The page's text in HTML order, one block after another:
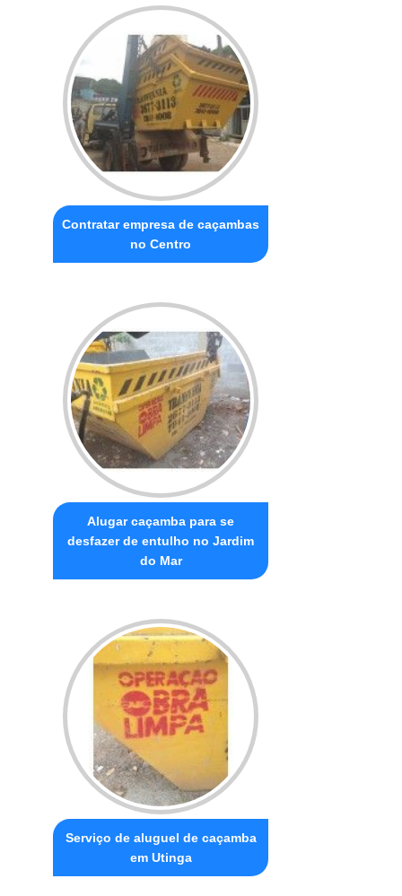
Contratar empresa de caçambas
no Centro
Alugar caçamba para se
desfazer de entulho no Jardim
do Mar
Serviço de aluguel de caçamba
em Utinga